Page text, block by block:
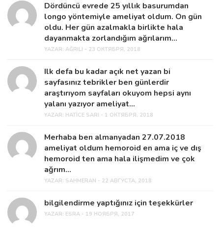
Dördüncü evrede 25 yıllık basurumdan
longo yöntemiyle ameliyat oldum. On gün
oldu. Her gün azalmakla birlikte hala
dayanmakta zorlandığım ağrılarım...
YAZAR: AĞRILI - 23 ОКТЯБРЯ, 2018
Ilk defa bu kadar açık net yazan bi
sayfasınız tebrikler ben günlerdir
araştırıyom sayfaları okuyom hepsi aynı
yalanı yazıyor ameliyat...
YAZAR: HATICE SARI - 1 ОКТЯБРЯ, 2018
Merhaba ben almanyadan 27.07.2018
ameliyat oldum hemoroid en ama iç ve dış
hemoroid ten ama hala ilişmedim ve çok
ağrım...
YAZAR: SAHMERAN - 22 АВГУСТА, 2018
bilgilendirme yaptığınız için teşekkürler
YAZAR: ESRA - 19 НОЯБРЯ, 2017